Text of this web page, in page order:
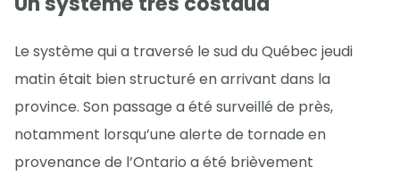
Le système qui a traversé le sud du Québec jeudi
matin était bien structuré en arrivant dans la
province. Son passage a été surveillé de près,
notamment lorsqu’une alerte de tornade en
provenance de l’Ontario a été brièvement